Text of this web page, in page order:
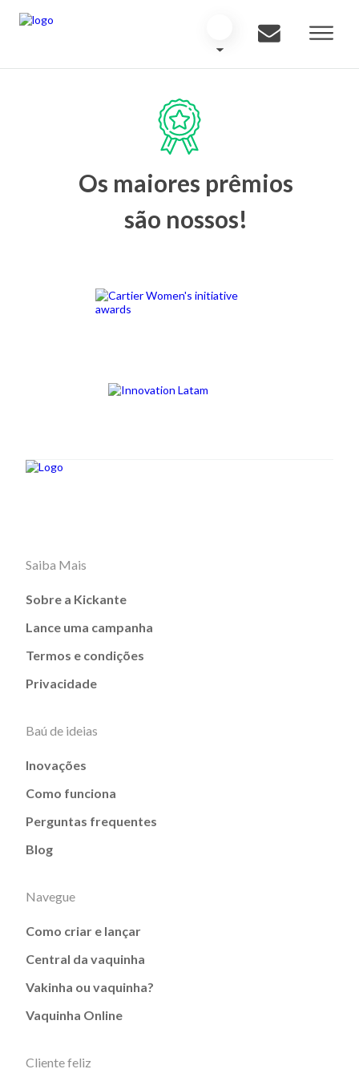
Os maiores prêmios
são nossos!
Saiba Mais
Sobre a Kickante
Lance uma campanha
Termos e condições
Privacidade
Baú de ideias
Inovações
Como funciona
Perguntas frequentes
Blog
Navegue
Como criar e lançar
Central da vaquinha
Vakinha ou vaquinha?
Vaquinha Online
Cliente feliz